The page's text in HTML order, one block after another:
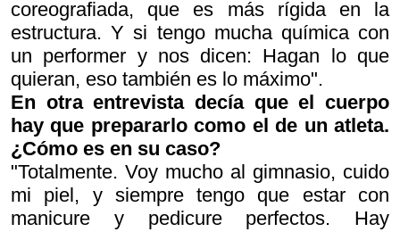
coreografiada, que es más rígida en la
estructura. Y si tengo mucha química con
un performer y nos dicen: Hagan lo que
quieran, eso también es lo máximo".
En otra entrevista decía que el cuerpo
hay que prepararlo como el de un atleta.
¿Cómo es en su caso?
"Totalmente. Voy mucho al gimnasio, cuido
mi piel, y siempre tengo que estar con
manicure y pedicure perfectos. Hay